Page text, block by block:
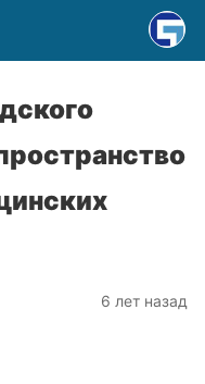
6 лет назад